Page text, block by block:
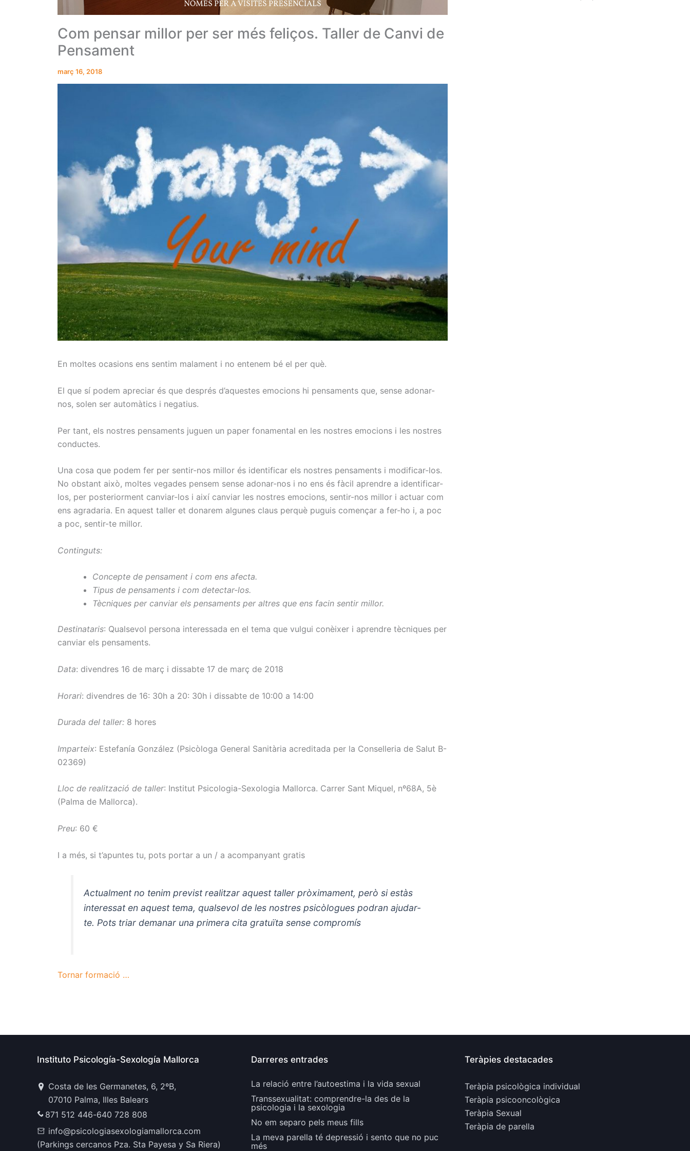
Com pensar millor per ser més feliços. Taller de Canvi de
Pensament
març 16, 2018
En moltes ocasions ens sentim malament i no entenem bé el per què.
El que sí podem apreciar és que després d’aquestes emocions hi pensaments que, sense adonar-
nos, solen ser automàtics i negatius.
Per tant, els nostres pensaments juguen un paper fonamental en les nostres emocions i les nostres
conductes.
Una cosa que podem fer per sentir-nos millor és identificar els nostres pensaments i modificar-los.
No obstant això, moltes vegades pensem sense adonar-nos i no ens és fàcil aprendre a identificar-
los, per posteriorment canviar-los i així canviar les nostres emocions, sentir-nos millor i actuar com
ens agradaria. En aquest taller et donarem algunes claus perquè puguis començar a fer-ho i, a poc
a poc, sentir-te millor.
Continguts:
Concepte de pensament i com ens afecta.
Tipus de pensaments i com detectar-los.
Tècniques per canviar els pensaments per altres que ens facin sentir millor.
Destinataris: Qualsevol persona interessada en el tema que vulgui conèixer i aprendre tècniques per
canviar els pensaments.
Data: divendres 16 de març i dissabte 17 de març de 2018
Horari: divendres de 16: 30h a 20: 30h i dissabte de 10:00 a 14:00
Durada del taller: 8 hores
Imparteix: Estefanía González (Psicòloga General Sanitària acreditada per la Conselleria de Salut B-
02369)
Lloc de realització de taller: Institut Psicologia-Sexologia Mallorca. Carrer Sant Miquel, nº68A, 5è
(Palma de Mallorca).
Preu: 60 €
I a més, si t’apuntes tu, pots portar a un / a acompanyant gratis
Actualment no tenim previst realitzar aquest taller pròximament, però si estàs
interessat en aquest tema, qualsevol de les nostres psicòlogues podran ajudar-
te. Pots triar demanar una primera cita gratuïta sense compromís
Tornar formació …
Instituto Psicología-Sexología Mallorca
Costa de les Germanetes, 6, 2ºB,
07010 Palma, Illes Balears
871 512 446-640 728 808
info@psicologiasexologiamallorca.com
(Parkings cercanos Pza. Sta Payesa y Sa Riera)
Darreres entrades
La relació entre l’autoestima i la vida sexual
Transsexualitat: comprendre-la des de la
psicologia i la sexologia
No em separo pels meus fills
La meva parella té depressió i sento que no puc
més
Teràpies destacades
Teràpia psicològica individual
Teràpia psicooncològica
Teràpia Sexual
Teràpia de parella